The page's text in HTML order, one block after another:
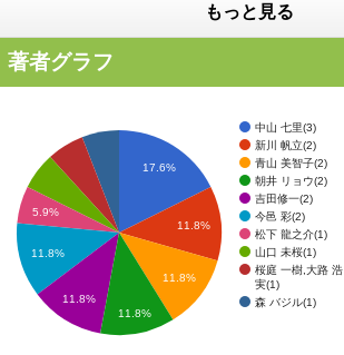
もっと見る
著者グラフ
中山 七里(3)
新川 帆立(2)
青山 美智子(2)
朝井 リョウ(2)
吉田修一(2)
今邑 彩(2)
松下 龍之介(1)
山口 未桜(1)
桜庭 一樹,大路 浩
実(1)
森 バジル(1)
17.6%
11.8%
11.8%
5.9%
11.8%
11.8%
11.8%